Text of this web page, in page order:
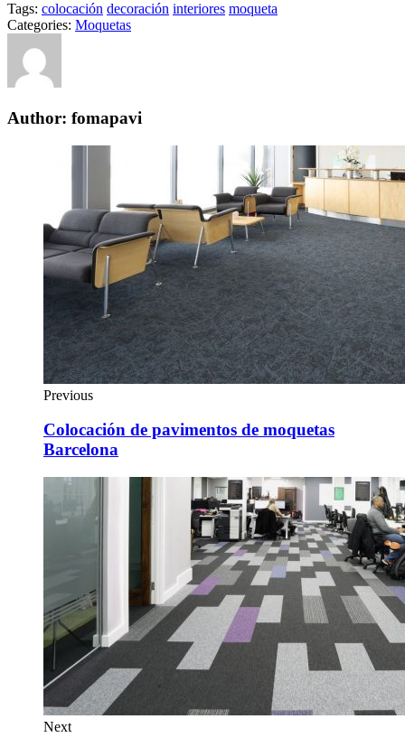
Tags: colocación decoración interiores moqueta
Categories: Moquetas
Author: fomapavi
entradas
Previous
Colocación de pavimentos de moquetas
Barcelona
Next